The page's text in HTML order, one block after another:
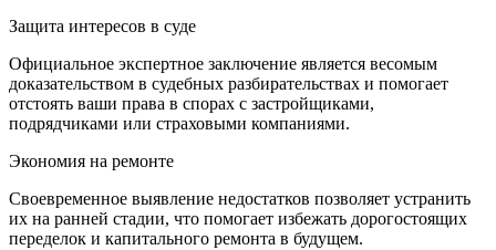
Защита интересов в суде
Официальное экспертное заключение является весомым
доказательством в судебных разбирательствах и помогает
отстоять ваши права в спорах с застройщиками,
подрядчиками или страховыми компаниями.
Экономия на ремонте
Своевременное выявление недостатков позволяет устранить
их на ранней стадии, что помогает избежать дорогостоящих
переделок и капитального ремонта в будущем.